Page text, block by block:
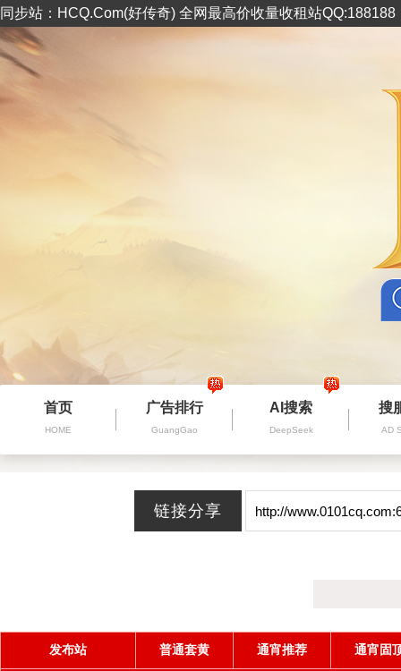
同步站：HCQ.Com(好传奇) 全网最高价收量收租站
首页
HOME
广告排行
GuangGao
AI搜索
DeepSeek
搜
AD
发布站 普通套黄 通宵推荐 通宵固